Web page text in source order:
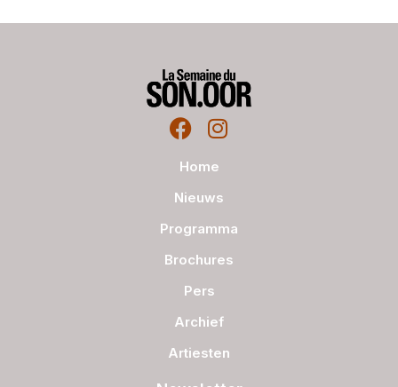
Home
Nieuws
Programma
Brochures
Pers
Archief
Artiesten